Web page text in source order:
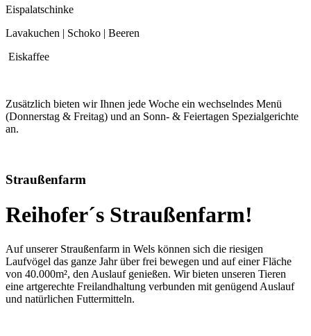
Eispalatschinke
Lavakuchen | Schoko | Beeren
Eiskaffee
Zusätzlich bieten wir Ihnen jede Woche ein wechselndes Menü
(Donnerstag & Freitag) und an Sonn- & Feiertagen Spezialgerichte
an.
Straußenfarm
Reihofer´s Straußenfarm!
Auf unserer Straußenfarm in Wels können sich die riesigen
Laufvögel das ganze Jahr über frei bewegen und auf einer Fläche
von 40.000m², den Auslauf genießen. Wir bieten unseren Tieren
eine artgerechte Freilandhaltung verbunden mit genügend Auslauf
und natürlichen Futtermitteln.